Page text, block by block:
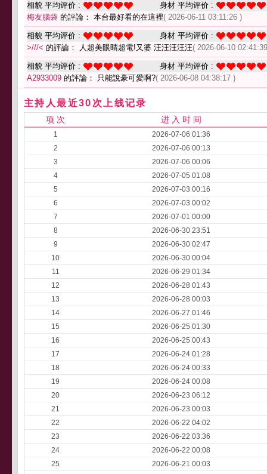
相貌 平均评价 :
身材 平均评价 :
梅友腦袋 的評論： 本台最好看的在這裡( 2026-06-11 03:11:26 )
相貌 平均评价 :
身材 平均评价 :
>///< 的評論： 人超美眼睛超電!又婆 汪汪汪汪汪( 2026-06-10
相貌 平均评价 :
身材 平均评价 :
A2933009 的評論： 只能說豪可愛啊?( 2026-06-08 04:38:17 )
主持人最近30次上线记录
项 次 进 入 时 间
1
2026-07-06 01:36
2
2026-07-06 00:13
3
2026-07-06 00:06
4
2026-07-05 01:08
5
2026-07-03 00:16
6
2026-07-03 00:02
7
2026-07-01 00:00
8
2026-06-30 23:51
9
2026-06-30 02:47
10
2026-06-30 00:04
11
2026-06-29 01:34
12
2026-06-28 01:43
13
2026-06-28 00:03
14
2026-06-27 01:46
15
2026-06-25 01:30
16
2026-06-25 00:43
17
2026-06-24 01:28
18
2026-06-24 00:33
19
2026-06-24 00:08
20
2026-06-23 06:12
21
2026-06-23 00:03
22
2026-06-22 04:02
23
2026-06-22 03:36
24
2026-06-22 00:08
25
2026-06-21 00:03